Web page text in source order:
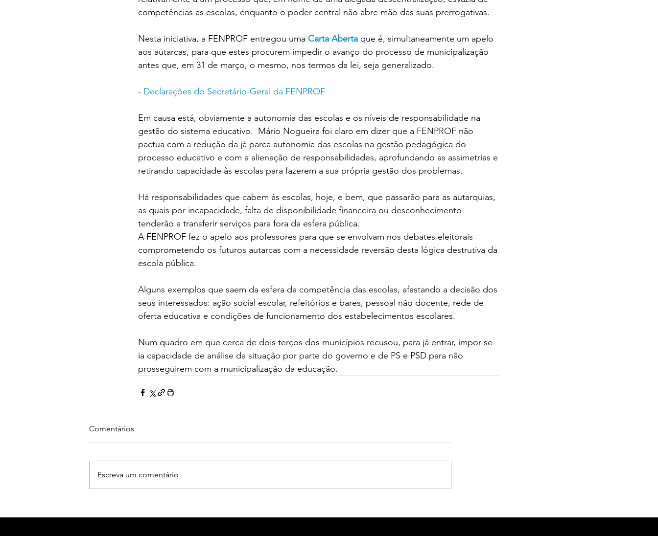
competências as escolas, enquanto o poder central não abre mão das suas prerrogativas.
Nesta iniciativa, a FENPROF entregou uma Carta Aberta que é, simultaneamente um apelo
aos autarcas, para que estes procurem impedir o avanço do processo de municipalização
antes que, em 31 de março, o mesmo, nos termos da lei, seja generalizado.
- Declarações do Secretário-Geral da FENPROF
Em causa está, obviamente a autonomia das escolas e os níveis de responsabilidade na
gestão do sistema educativo.  Mário Nogueira foi claro em dizer que a FENPROF não
pactua com a redução da já parca autonomia das escolas na gestão pedagógica do
processo educativo e com a alienação de responsabilidades, aprofundando as assimetrias e
retirando capacidade às escolas para fazerem a sua própria gestão dos problemas.
Há responsabilidades que cabem às escolas, hoje, e bem, que passarão para as autarquias,
as quais por incapacidade, falta de disponibilidade financeira ou desconhecimento
tenderão a transferir serviços para fora da esfera pública.
A FENPROF fez o apelo aos professores para que se envolvam nos debates eleitorais
comprometendo os futuros autarcas com a necessidade reversão desta lógica destrutiva da
escola pública.
Alguns exemplos que saem da esfera da competência das escolas, afastando a decisão dos
seus interessados: ação social escolar, refeitórios e bares, pessoal não docente, rede de
oferta educativa e condições de funcionamento dos estabelecimentos escolares.
Num quadro em que cerca de dois terços dos municípios recusou, para já entrar, impor-se-
ia capacidade de análise da situação por parte do governo e de PS e PSD para não
prosseguirem com a municipalização da educação.
Comentários
Escreva um comentário